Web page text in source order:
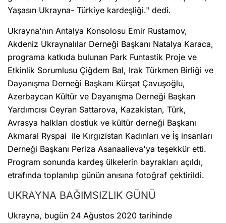
Yaşasın Ukrayna- Türkiye kardeşliği." dedi.
Ukrayna'nın Antalya Konsolosu Emir Rustamov,
Akdeniz Ukraynalılar Derneği Başkanı Natalya Karaca,
programa katkıda bulunan Park Funtastik Proje ve
Etkinlik Sorumlusu Çiğdem Bal, Irak Türkmen Birliği ve
Dayanışma Derneği Başkanı Kürşat Çavuşoğlu,
Azerbaycan Kültür ve Dayanışma Derneği Başkan
Yardımcısı Ceyran Sattarova, Kazakistan, Türk,
Avrasya halkları dostluk ve kültür derneği Başkanı
Akmaral Ryspai ile Kırgızistan Kadınları ve İş insanları
Derneği Başkanı Periza Asanaalieva'ya teşekkür etti.
Program sonunda kardeş ülkelerin bayrakları açıldı,
etrafında toplanılıp günün anısına fotoğraf çektirildi.
UKRAYNA BAĞIMSIZLIK GÜNÜ
Ukrayna, bugün 24 Ağustos 2020 tarihinde